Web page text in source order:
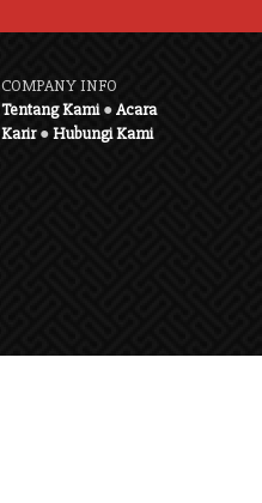
COMPANY INFO
Tentang Kami●Acara
Karir●Hubungi Kami